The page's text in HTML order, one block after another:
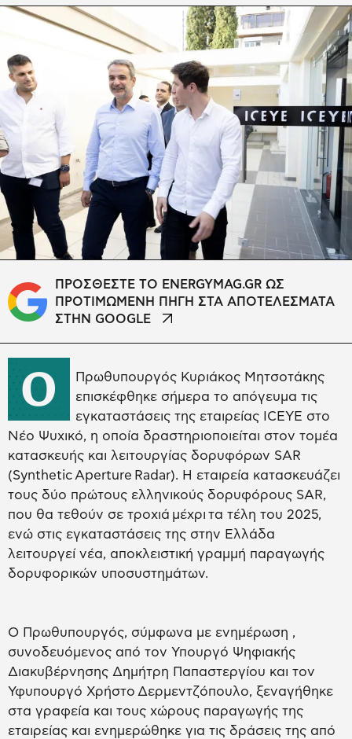
ΠΡΟΣΘΕΣΤΕ ΤΟ ENERGYMAG.GR ΩΣ
ΠΡΟΤΙΜΩΜΕΝΗ ΠΗΓΗ ΣΤΑ ΑΠΟΤΕΛΕΣΜΑΤΑ
ΣΤΗΝ GOOGLE
Ο
Πρωθυπουργός Κυριάκος Μητσοτάκης
επισκέφθηκε σήμερα το απόγευμα τις
εγκαταστάσεις της εταιρείας ICEYE στο
Νέο Ψυχικό, η οποία δραστηριοποιείται στον τομέα
κατασκευής και λειτουργίας δορυφόρων SAR
(Synthetic Aperture Radar). Η εταιρεία κατασκευάζει
τους δύο πρώτους ελληνικούς δορυφόρους SAR,
που θα τεθούν σε τροχιά μέχρι τα τέλη του 2025,
ενώ στις εγκαταστάσεις της στην Ελλάδα
λειτουργεί νέα, αποκλειστική γραμμή παραγωγής
δορυφορικών υποσυστημάτων.
Ο Πρωθυπουργός, σύμφωνα με ενημέρωση ,
συνοδευόμενος από τον Υπουργό Ψηφιακής
Διακυβέρνησης Δημήτρη Παπαστεργίου και τον
Υφυπουργό Χρήστο Δερμεντζόπουλο, ξεναγήθηκε
στα γραφεία και τους χώρους παραγωγής της
εταιρείας και ενημερώθηκε για τις δράσεις της από